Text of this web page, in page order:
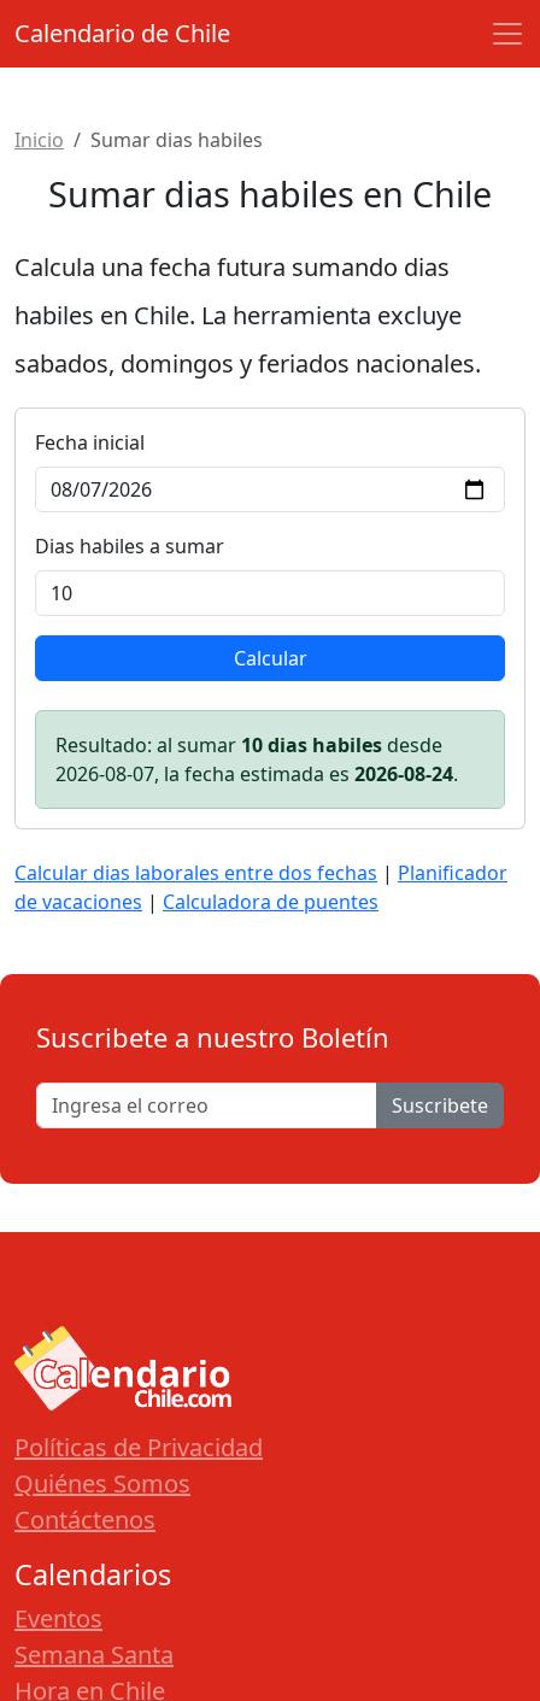
Calendario de Chile
Inicio Sumar dias habiles
Sumar dias habiles en Chile
Calcula una fecha futura sumando dias
habiles en Chile. La herramienta excluye
sabados, domingos y feriados nacionales.
Fecha inicial
Dias habiles a sumar
Calcular
Resultado: al sumar 10 dias habiles desde
2026-08-07, la fecha estimada es 2026-08-24.
Calcular dias laborales entre dos fechas | Planificador
de vacaciones | Calculadora de puentes
Suscribete a nuestro Boletín
Suscribete
Políticas de Privacidad
Quiénes Somos
Contáctenos
Calendarios
Eventos
Semana Santa
Hora en Chile